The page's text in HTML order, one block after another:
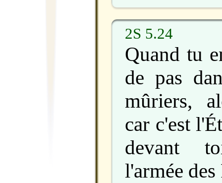
2S 5.24
Quand tu
de pas
mûriers,
car c'est
devant
l'armée